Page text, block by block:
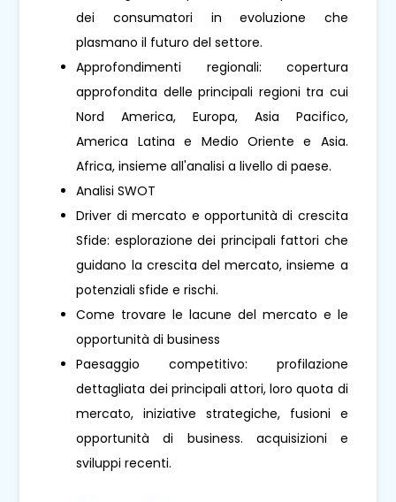
dei consumatori in evoluzione che
plasmano il futuro del settore.
Approfondimenti regionali: copertura
approfondita delle principali regioni tra cui
Nord America, Europa, Asia Pacifico,
America Latina e Medio Oriente e Asia.
Africa, insieme all'analisi a livello di paese.
Analisi SWOT
Driver di mercato e opportunità di crescita
Sfide: esplorazione dei principali fattori che
guidano la crescita del mercato, insieme a
potenziali sfide e rischi.
Come trovare le lacune del mercato e le
opportunità di business
Paesaggio competitivo: profilazione
dettagliata dei principali attori, loro quota di
mercato, iniziative strategiche, fusioni e
opportunità di business. acquisizioni e
sviluppi recenti.